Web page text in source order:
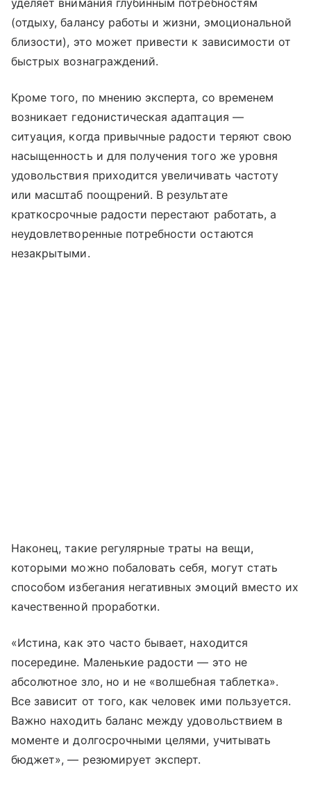
уделяет внимания глубинным потребностям
(отдыху, балансу работы и жизни, эмоциональной
близости), это может привести к зависимости от
быстрых вознаграждений.
Кроме того, по мнению эксперта, со временем
возникает гедонистическая адаптация —
ситуация, когда привычные радости теряют свою
насыщенность и для получения того же уровня
удовольствия приходится увеличивать частоту
или масштаб поощрений. В результате
краткосрочные радости перестают работать, а
неудовлетворенные потребности остаются
незакрытыми.
Наконец, такие регулярные траты на вещи,
которыми можно побаловать себя, могут стать
способом избегания негативных эмоций вместо их
качественной проработки.
«Истина, как это часто бывает, находится
посередине. Маленькие радости — это не
абсолютное зло, но и не «волшебная таблетка».
Все зависит от того, как человек ими пользуется.
Важно находить баланс между удовольствием в
моменте и долгосрочными целями, учитывать
бюджет», — резюмирует эксперт.